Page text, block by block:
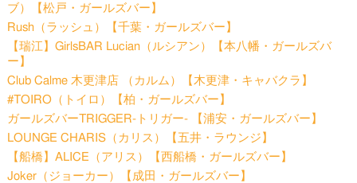
ブ）【松戸・ガールズバー】
Rush（ラッシュ）【千葉・ガールズバー】
【瑞江】GirlsBAR Lucian（ルシアン）【本八幡・ガールズバ
ー】
Club Calme 木更津店 （カルム）【木更津・キャバクラ】
#TOIRO（トイロ）【柏・ガールズバー】
ガールズバーTRIGGER-トリガー- 【浦安・ガールズバー】
LOUNGE CHARIS（カリス）【五井・ラウンジ】
【船橋】ALICE（アリス）【西船橋・ガールズバー】
Joker（ジョーカー）【成田・ガールズバー】